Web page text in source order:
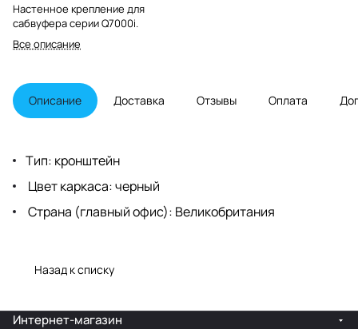
Настенное крепление для
сабвуфера серии Q7000i.
Все описание
Описание Доставка Отзывы Оплата
Тип: кронштейн
Цвет каркаса: черный
Страна (главный офис): Великобритания
Назад к списку
Интернет-магазин